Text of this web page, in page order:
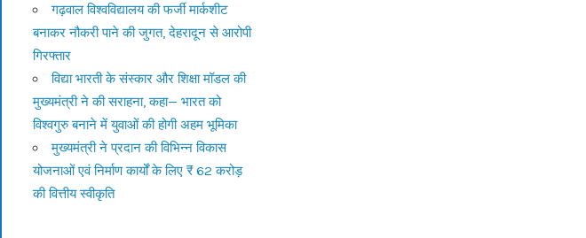
गढ़वाल विश्वविद्यालय की फर्जी मार्कशीट
बनाकर नौकरी पाने की जुगत, देहरादून से आरोपी
गिरफ्तार
विद्या भारती के संस्कार और शिक्षा मॉडल की
मुख्यमंत्री ने की सराहना, कहा— भारत को
विश्वगुरु बनाने में युवाओं की होगी अहम भूमिका
मुख्यमंत्री ने प्रदान की विभिन्न विकास
योजनाओं एवं निर्माण कार्यों के लिए ₹ 62 करोड़
की वित्तीय स्वीकृति